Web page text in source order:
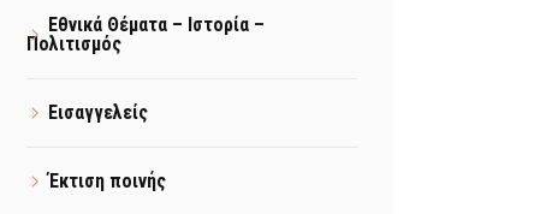
Εθνικά Θέματα – Ιστορία –
Πολιτισμός
Εισαγγελείς
Έκτιση ποινής